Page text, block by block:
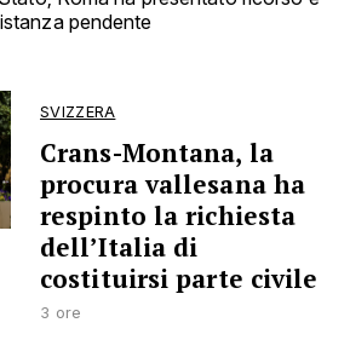
pendente
SVIZZERA
Crans-Montana, la
procura vallesana ha
respinto la richiesta
dell’Italia di
costituirsi parte civile
3 ore